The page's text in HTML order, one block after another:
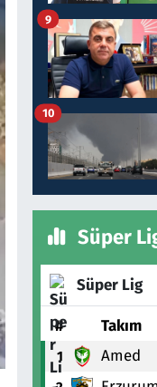
9
10
Süper
Süper Lig
# Takım
1 Amed